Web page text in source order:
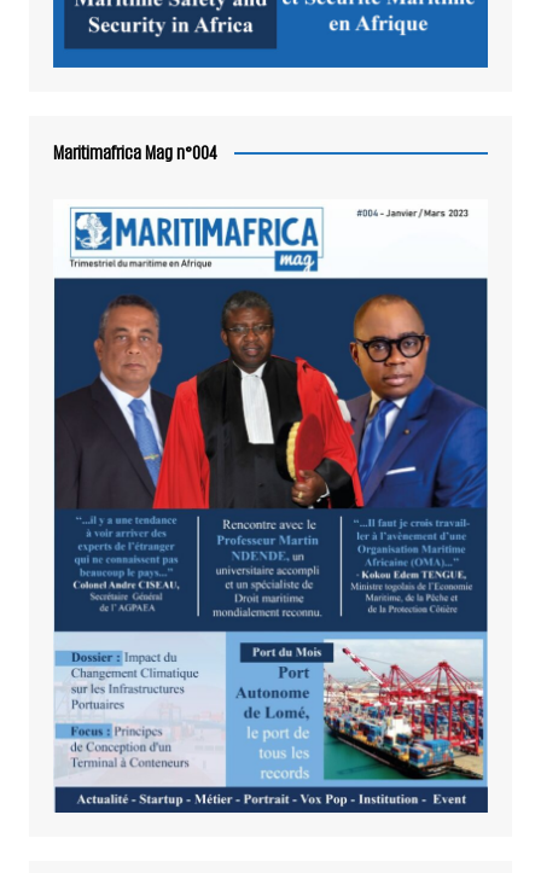
Maritimafrica Mag n°004